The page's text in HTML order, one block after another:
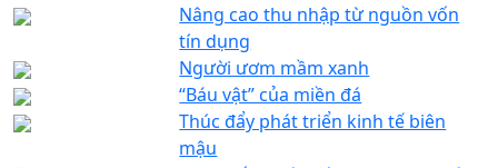
Nâng cao thu nhập từ nguồn vốn
tín dụng
Người ươm mầm xanh
“Báu vật” của miền đá
Thúc đẩy phát triển kinh tế biên
mậu